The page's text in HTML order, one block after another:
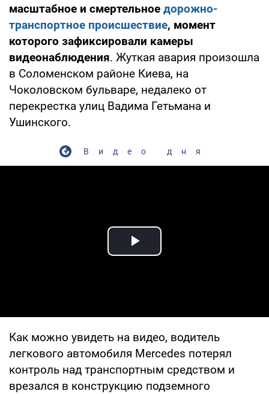
масштабное и смертельное дорожно-
транспортное происшествие, момент
которого зафиксировали камеры
видеонаблюдения. Жуткая авария произошла
в Соломенском районе Киева, на
Чоколовском бульваре, недалеко от
перекрестка улиц Вадима Гетьмана и
Ушинского.
Видео дня
Play Video
Как можно увидеть на видео, водитель
легкового автомобиля Mercedes потерял
контроль над транспортным средством и
врезался в конструкцию подземного